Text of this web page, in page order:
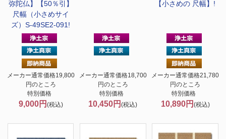
弥陀仏】【50％引】
尺幅（小さめサイ
ズ）S-49SE2-091!
メーカー通常価格19,800
円のところ
特別価格
9,000円 (税込)
メーカー通常価格18,700
円のところ
特別価格
10,450円(税込)
【小さめの 尺幅】!
メーカー通常価格21,780
円のところ
特別価格
10,890円 (税込)